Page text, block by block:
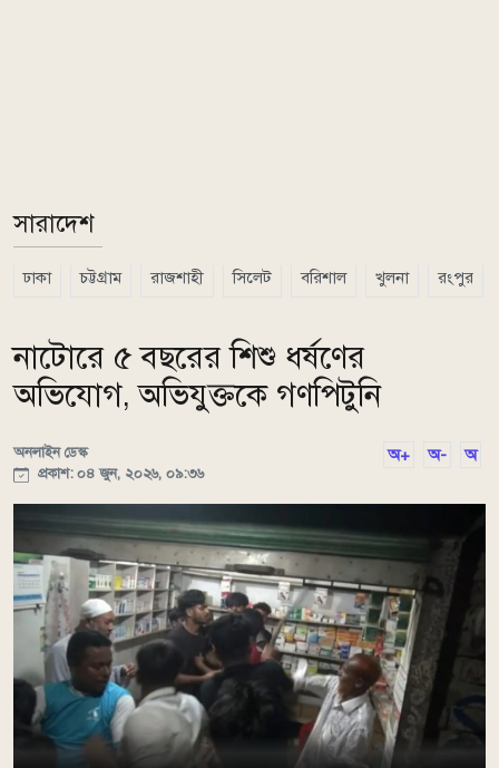
সারাদেশ
ঢাকা চট্টগ্রাম রাজশাহী সিলেট বরিশাল খুলনা রংপুর
নাটোরে ৫ বছরের শিশু ধর্ষণের
অভিযোগ, অভিযুক্তকে গণপিটুনি
অনলাইন ডেস্ক
প্রকাশ: ০৪ জুন, ২০২৬, ০৯:৩৬
অ+ অ- অ